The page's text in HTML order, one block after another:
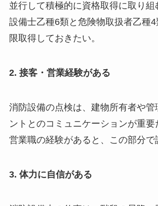
並行して積極的に資格取得に取り組
設備士乙種6類と危険物取扱者乙種
限取得しておきたい。
2. 接客・営業経験がある
消防設備の点検は、建物所有者や管
ントとのコミュニケーションが重要
営業職の経験があると、この部分で
3. 体力に自信がある